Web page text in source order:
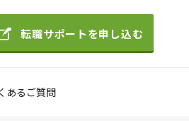
転職サポートを申し込む
あるご質問